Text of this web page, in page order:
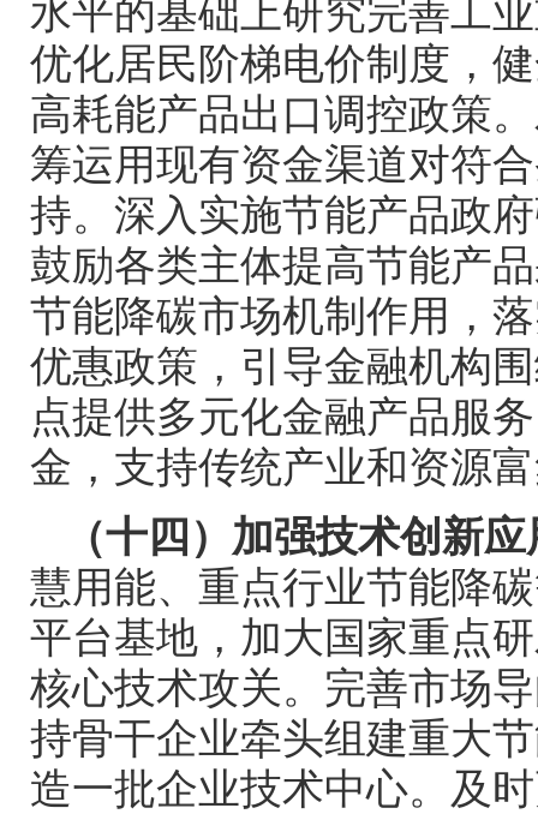
水平的基础上研究完善工
优化居民阶梯电价制度，
高耗能产品出口调控政策
筹运用现有资金渠道对符
持。深入实施节能产品政
鼓励各类主体提高节能产
节能降碳市场机制作用，
优惠政策，引导金融机构
点提供多元化金融产品服
金，支持传统产业和资源
（十四）加强技术创新
慧用能、重点行业节能降
平台基地，加大国家重点
核心技术攻关。完善市场
持骨干企业牵头组建重大
造一批企业技术中心。及